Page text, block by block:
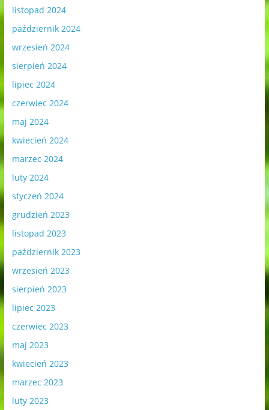
listopad 2024
październik 2024
wrzesień 2024
sierpień 2024
lipiec 2024
czerwiec 2024
maj 2024
kwiecień 2024
marzec 2024
luty 2024
styczeń 2024
grudzień 2023
listopad 2023
październik 2023
wrzesień 2023
sierpień 2023
lipiec 2023
czerwiec 2023
maj 2023
kwiecień 2023
marzec 2023
luty 2023